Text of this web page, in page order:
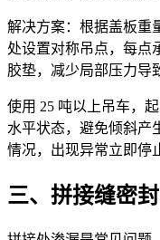
解决方案：根据盖板重
处设置对称吊点，每点
胶垫，减少局部压力导
使用 25 吨以上吊车，
水平状态，避免倾斜产
情况，出现异常立即停
三、拼接缝密